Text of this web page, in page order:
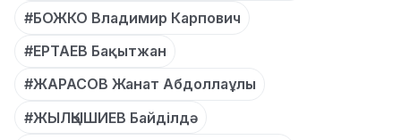
#БОЖКО Владимир Карпович
#ЕРТАЕВ Бақытжан
#ЖАРАСОВ Жанат Абдоллаұлы
#ЖЫЛҚЫШИЕВ Байділдә